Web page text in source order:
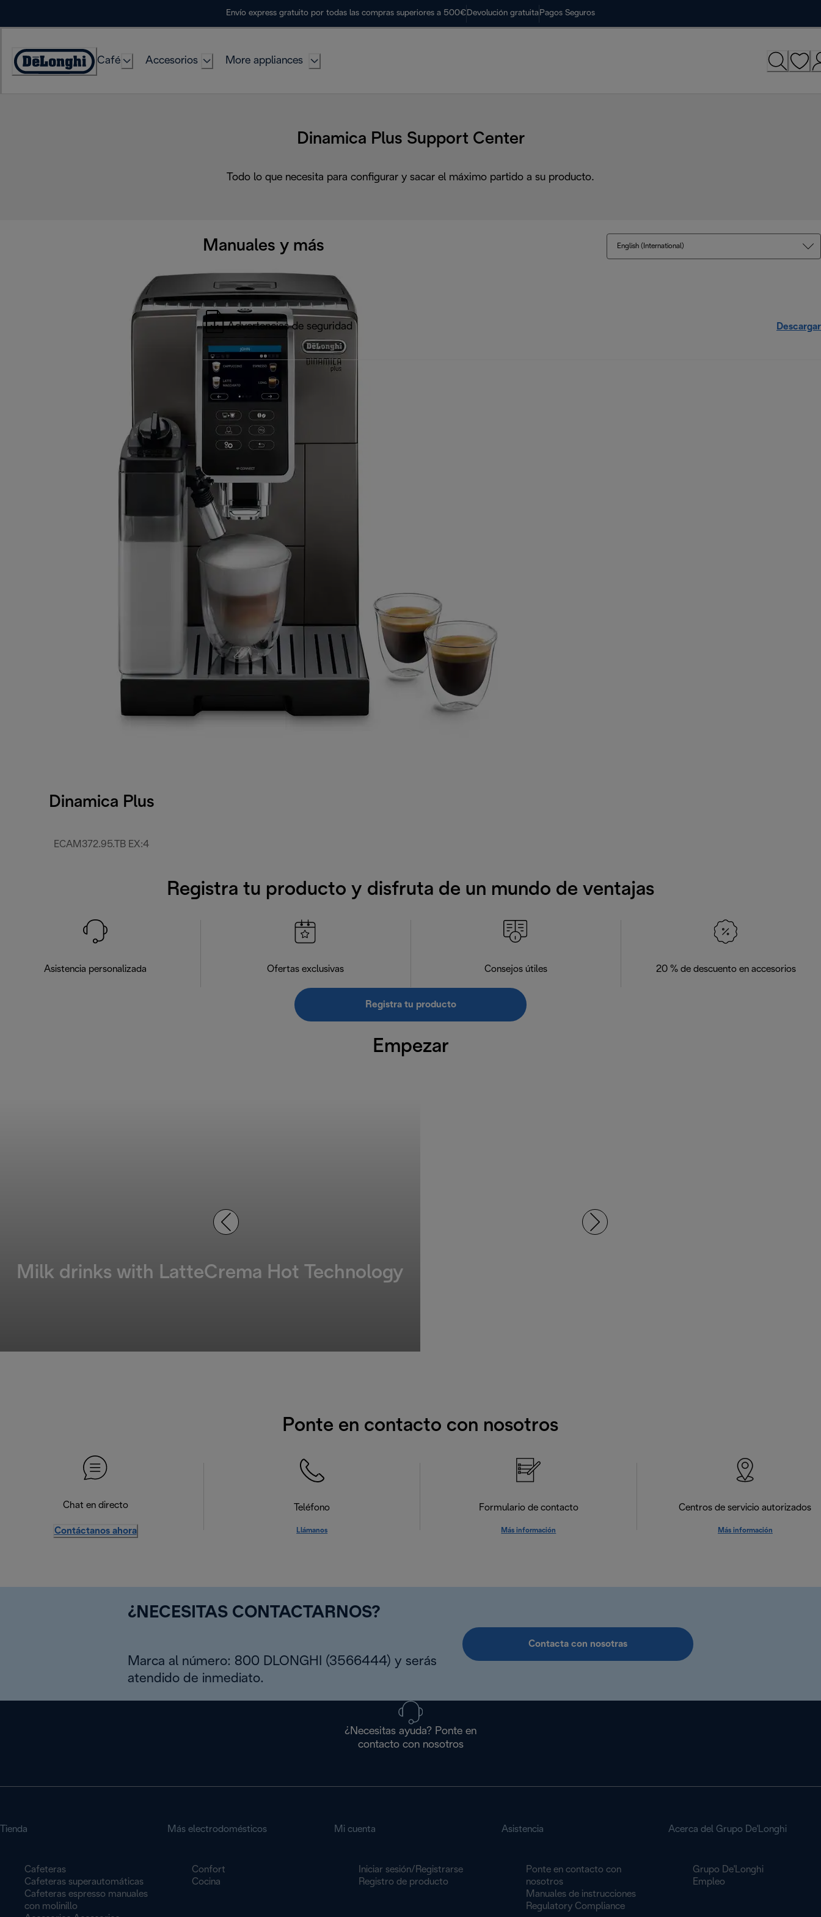
Envío express gratuito por todas las compras superiores a 500€ Devolución gratuita Pagos Seguros
Accessibility
Café Accesorios More appliances
Dinamica Plus Support Center
Todo lo que necesita para configurar y sacar el máximo partido a su producto.
Dinamica Plus
ECAM372.95.TB EX:4
Manuales y más English (International)
Advertencias de seguridad Descargar
Registra tu producto y disfruta de un mundo de ventajas
Asistencia personalizada Ofertas exclusivas Consejos útiles 20 % de descuento en accesorios
Registra tu producto
Empezar
Milk drinks with LatteCrema Hot Technology
Ponte en contacto con nosotros
Chat en directo
Contáctanos ahora
Teléfono
Llámanos
Formulario de contacto
Más información
Centros de servicio autorizados
Más información
¿NECESITAS CONTACTARNOS?
Marca al número: 800 DLONGHI (3566444) y serás
atendido de inmediato.
Contacta con nosotras
¿Necesitas ayuda? Ponte en
contacto con nosotros
Tienda
Cafeteras
Cafeteras superautomáticas
Cafeteras espresso manuales
con molinillo
Más electrodomésticos
Confort
Cocina
Mi cuenta
Iniciar sesión/Registrarse
Registro de producto
Asistencia
Ponte en contacto con
nosotros
Manuales de instrucciones
Regulatory Compliance
Acerca del Grupo De'Longhi
Grupo De'Longhi
Empleo